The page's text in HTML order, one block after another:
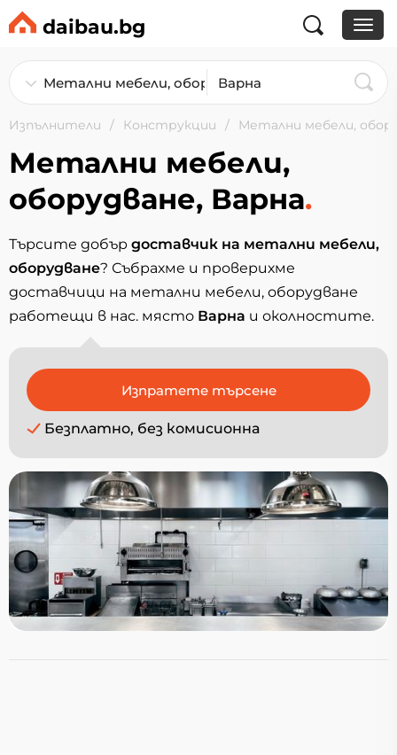
daibau.bg
Изпълнители Конструкции Метални мебели,
Метални мебели,
оборудване, Варна.
Търсите добър доставчик на метални мебели,
оборудване? Събрахме и проверихме
доставчици на метални мебели, оборудване
работещи в нас. място Варна и околностите.
Безплатно, без комисионна